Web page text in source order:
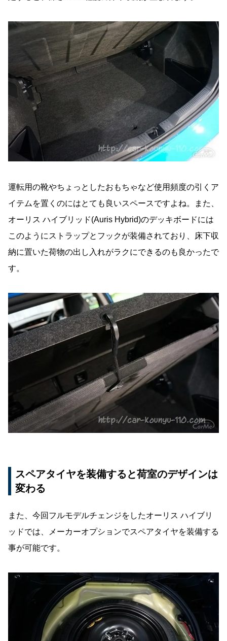
運転用の靴やちょっとしたおもちゃなど使用頻度の引くア
イテムを置くのにはとても良いスペースですよね。また、
オーリス ハイブリッド(Auris Hybrid)のデッキボードには
このようにストラップとフックが装備されており、床下収
納に置いた荷物の出し入れがラクにできるのも良かったで
す。
スペアタイヤを装備すると荷室のデザインは
変わる
また、今回フルモデルチェンジをしたオーリス ハイブリ
ッドでは、メーカーオプションでスペアタイヤを装備する
事が可能です。